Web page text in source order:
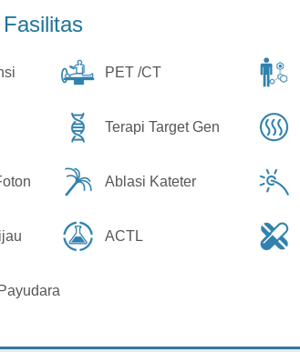
PET /CT
Terapi Target Gen
Ablasi Kateter
ACTL